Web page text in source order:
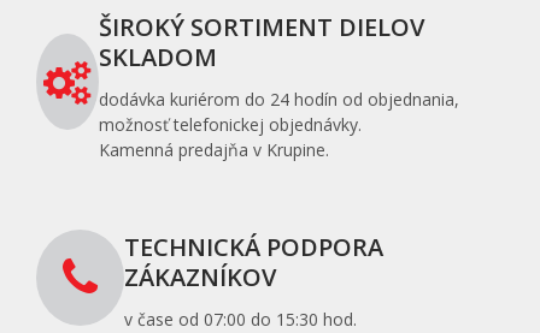
ŠIROKÝ SORTIMENT DIELOV
SKLADOM
dodávka kuriérom do 24 hodín od objednania,
možnosť telefonickej objednávky.
Kamenná predajňa v Krupine.
TECHNICKÁ PODPORA
ZÁKAZNÍKOV
v čase od 07:00 do 15:30 hod.